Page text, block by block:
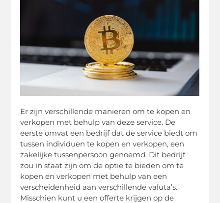
Er zijn verschillende manieren om te kopen en
verkopen met behulp van deze service. De
eerste omvat een bedrijf dat de service biedt om
tussen individuen te kopen en verkopen, een
zakelijke tussenpersoon genoemd. Dit bedrijf
zou in staat zijn om de optie te bieden om te
kopen en verkopen met behulp van een
verscheidenheid aan verschillende valuta’s.
Misschien kunt u een offerte krijgen op de